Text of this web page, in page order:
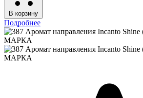
В корзину
Подробнее